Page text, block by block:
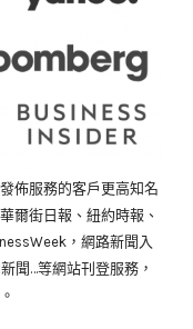
佈服務的客戶更高知名
爾街日報、紐約時報、
，網路新聞入
聞…等網站刊登服務，